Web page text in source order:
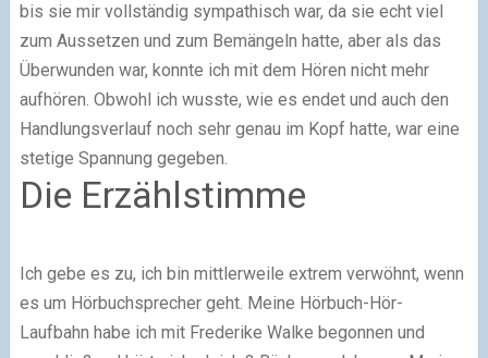
bis sie mir vollständig sympathisch war, da sie echt viel
zum Aussetzen und zum Bemängeln hatte, aber als das
Überwunden war, konnte ich mit dem Hören nicht mehr
aufhören. Obwohl ich wusste, wie es endet und auch den
Handlungsverlauf noch sehr genau im Kopf hatte, war eine
stetige Spannung gegeben.
Die Erzählstimme
Ich gebe es zu, ich bin mittlerweile extrem verwöhnt, wenn
es um Hörbuchsprecher geht. Meine Hörbuch-Hör-
Laufbahn habe ich mit Frederike Walke begonnen und